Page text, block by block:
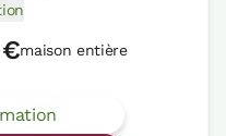
maison entière